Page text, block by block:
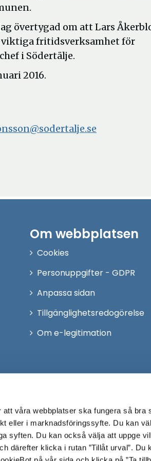
våra webbplatser ska fungera så bra
eller i marknadsföringssyfte. Du kan
syften. Du kan också välja att uppge
därefter klicka i rutan ”Tillåt urval”. Du
övertygad om att Lars
viktiga fritidsverksamhet för
i Södertälje.
2016.
Om webbplatsen
Cookies
Personuppgifter - GDPR
Anpassa sidan
Tillgänglighetsredogörelse
Om e-legitimation